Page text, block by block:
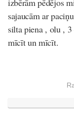
izbērām pēdējos
sajaucām ar
silta piena , olu ,
mīcīt un mīcīt.